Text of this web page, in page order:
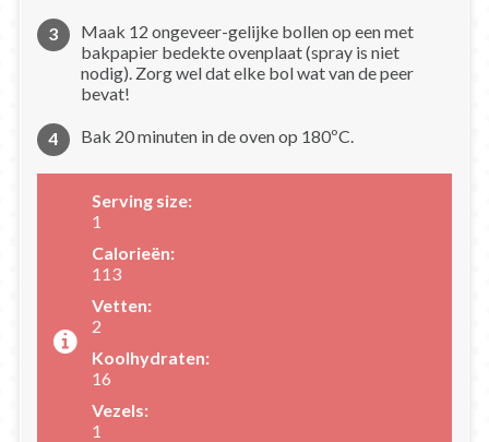
Maak 12 ongeveer-gelijke bollen op een met
bakpapier bedekte ovenplaat (spray is niet
nodig). Zorg wel dat elke bol wat van de peer
bevat!
Bak 20 minuten in de oven op 180ºC.
Serving size:
1
Calorieën:
113
Vetten:
2
Koolhydraten:
16
Vezels:
1